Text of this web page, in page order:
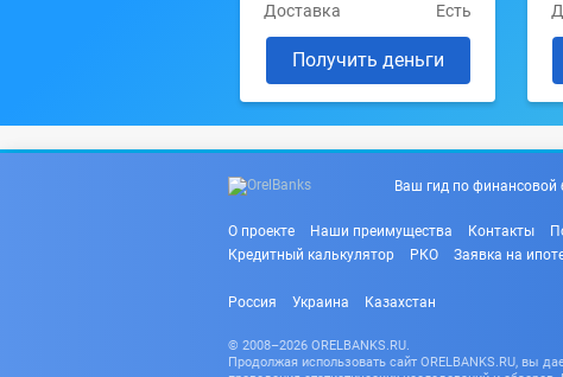
Доставка
Есть
Получить деньги
Ваш гид по финансовой
О проекте Наши преимущества Контакты
Кредитный калькулятор
РКО Заявка на
Россия Украина Казахстан
© 2008–2026 ORELBANKS.RU.
Продолжая использовать сайт ORELBANKS.RU, вы